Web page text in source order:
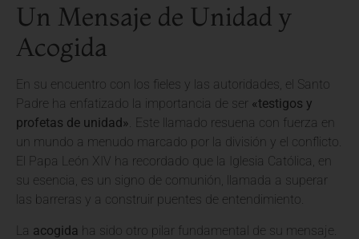
Un Mensaje de Unidad y
Acogida
En su encuentro con los fieles y las autoridades, el Santo
Padre ha enfatizado la importancia de ser «testigos y
profetas de unidad». Este llamado resuena con fuerza en
un mundo a menudo marcado por la división y el conflicto.
El Papa León XIV ha recordado que la Iglesia Católica, en
su esencia, es un signo de comunión, llamada a superar
las barreras y a construir puentes de entendimiento.
La acogida ha sido otro pilar fundamental de su mensaje.